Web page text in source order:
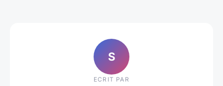
S
ECRIT PAR